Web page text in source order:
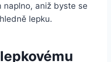
naplno, aniž byste se
lepku.